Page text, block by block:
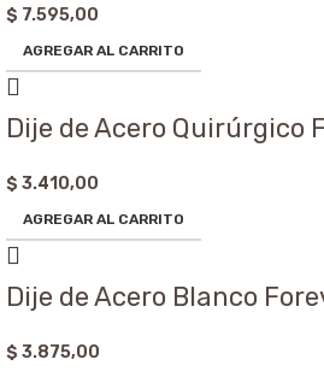
$ 7.595,00
AGREGAR AL CARRITO
Dije de Acero Quirúrgico
$ 3.410,00
AGREGAR AL CARRITO
Dije de Acero Blanco
$ 3.875,00